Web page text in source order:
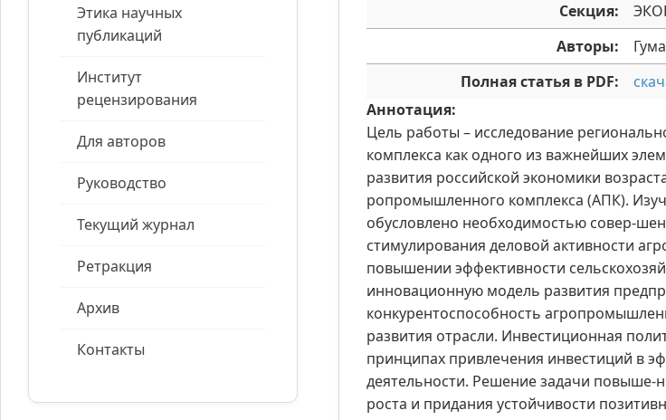
Этика научных
публикаций
Институт
рецензирования
Для авторов
Руководство
Текущий журнал
Ретракция
Архив
Контакты
Секция:
Авторы:
Полная статья в PDF:
Аннотация:
Цель работы – исследование
комплекса как одного из важнейших
развития российской экономики
ропромышленного комплекса (АПК).
обусловлено необходимостью совер-
стимулирования деловой активности
повышении эффективности
инновационную модель развития
конкурентоспособность
развития отрасли. Инвестиционная
принципах привлечения инвестиций в
деятельности. Решение задачи повыше-
роста и придания устойчивости